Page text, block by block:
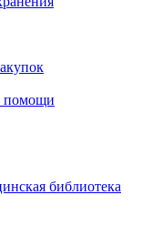
помощи
библиотека